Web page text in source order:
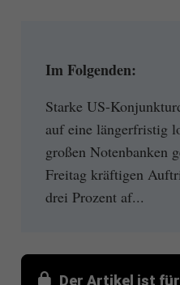
Im Folgenden:
Starke US-
auf eine längerfristig
großen Notenbanken
Freitag kräftigen
drei Prozent af...
Der Artikel ist